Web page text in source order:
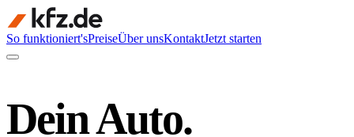
So funktioniert'sPreiseÜber unsKontaktJetzt starten
Dein Auto.